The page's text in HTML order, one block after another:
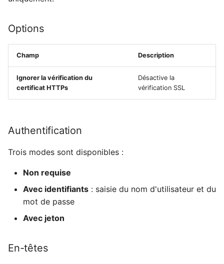
Options
Champ Description
Ignorer la vérification du
certificat HTTPs
Désactive la
vérification SSL
Authentification
Trois modes sont disponibles :
Non requise
Avec identifiants : saisie du nom d'utilisateur et du
mot de passe
Avec jeton
En-têtes